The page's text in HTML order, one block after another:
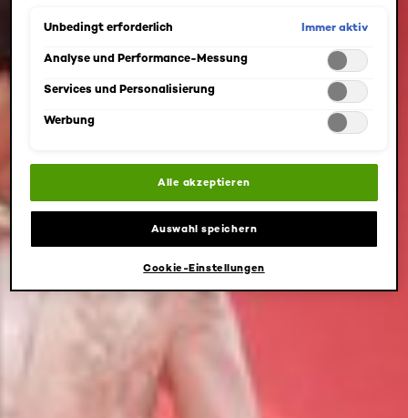
ebenfalls möglich und speicherbar ("Auswahl speichern"). Die
angepasst werden. Für weitere Informationen s. unsere
Unbedingt erforderlich Immer aktiv
Analyse und Performance-Messung
Services und Personalisierung
Werbung
Alle akzeptieren
Auswahl speichern
Cookie-Einstellungen